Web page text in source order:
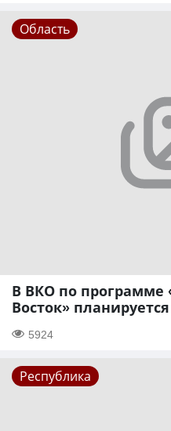
Область
В ВКО по
Восток»
5924
Республика